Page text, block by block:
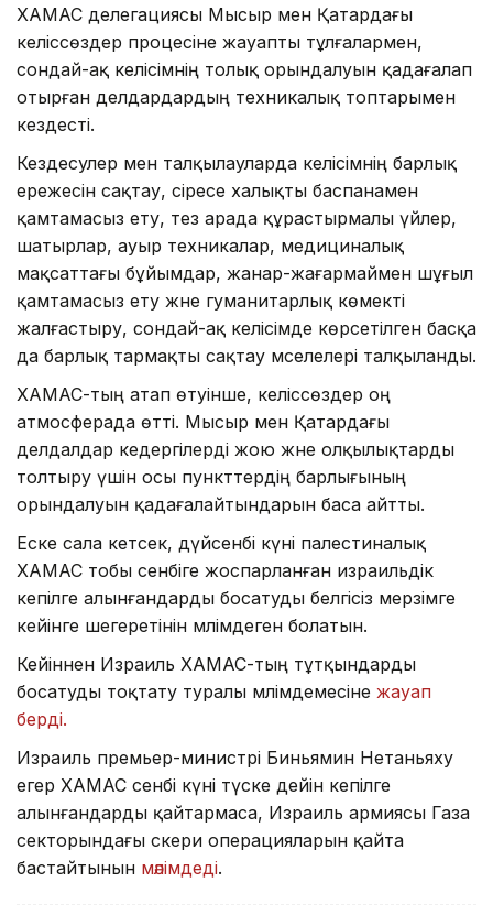
ХАМАС делегациясы Мысыр мен Қатардағы
келіссөздер процесіне жауапты тұлғалармен,
сондай-ақ келісімнің толық орындалуын қадағалап
отырған делдардардың техникалық топтарымен
кездесті.
Кездесулер мен талқылауларда келісімнің барлық
ережесін сақтау, әсіресе халықты баспанамен
қамтамасыз ету, тез арада құрастырмалы үйлер,
шатырлар, ауыр техникалар, медициналық
мақсаттағы бұйымдар, жанар-жағармаймен шұғыл
қамтамасыз ету және гуманитарлық көмекті
жалғастыру, сондай-ақ келісімде көрсетілген басқа
да барлық тармақты сақтау мәселелері талқыланды.
ХАМАС-тың атап өтуінше, келіссөздер оң
атмосферада өтті. Мысыр мен Қатардағы
делдалдар кедергілерді жою және олқылықтарды
толтыру үшін осы пункттердің барлығының
орындалуын қадағалайтындарын баса айтты.
Еске сала кетсек, дүйсенбі күні палестиналық
ХАМАС тобы сенбіге жоспарланған израильдік
кепілге алынғандарды босатуды белгісіз мерзімге
кейінге шегеретінін мәлімдеген болатын.
Кейіннен Израиль ХАМАС-тың тұтқындарды
босатуды тоқтату туралы мәлімдемесіне жауап
берді.
Израиль премьер-министрі Биньямин Нетаньяху
егер ХАМАС сенбі күні түске дейін кепілге
алынғандарды қайтармаса, Израиль армиясы Газа
секторындағы әскери операцияларын қайта
бастайтынын мәлімдеді.